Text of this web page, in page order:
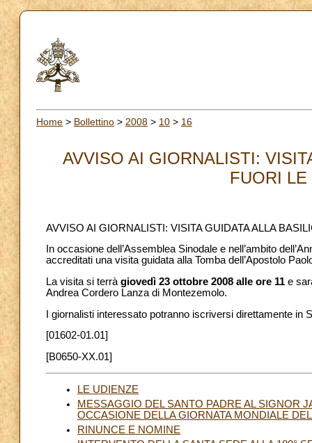
Home > Bollettino > 2008 > 10 > 16
AVVISO AI GIORNALISTI:
FUORI
AVVISO AI GIORNALISTI: VISITA GUIDATA ALLA
In occasione dell’Assemblea Sinodale e nell’ambito
accreditati una visita guidata alla Tomba dell’Apostolo
La visita si terrà giovedì 23 ottobre 2008 alle ore 11 e
Andrea Cordero Lanza di Montezemolo.
I giornalisti interessato potranno iscriversi direttamente in
[01602-01.01]
[B0650-XX.01]
LE UDIENZE
MESSAGGIO DEL SANTO PADRE AL SIGNOR
OCCASIONE DELLA GIORNATA MONDIALE
RINUNCE E NOMINE